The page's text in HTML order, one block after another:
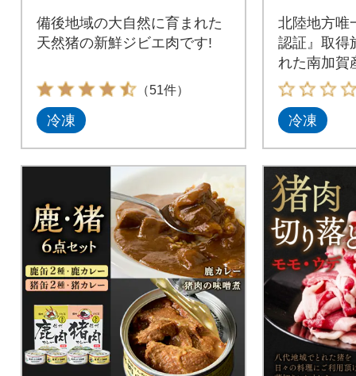
備後地域の大自然に育まれた
天然猪の新鮮ジビエ肉です!
（51件）
冷凍
北陸地方唯
認証』取得
れた南加賀
す。
冷凍